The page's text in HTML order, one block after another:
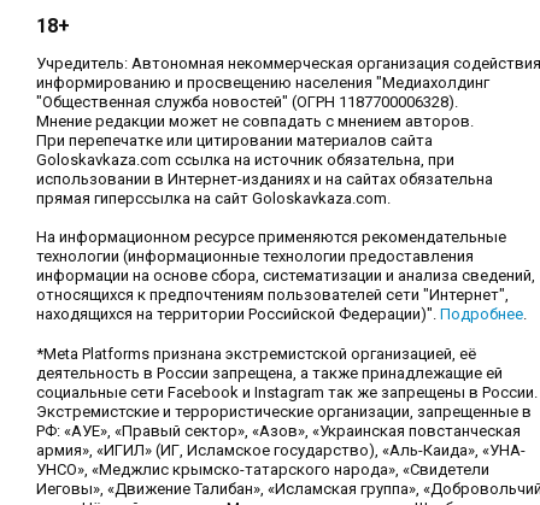
18+
Учредитель: Автономная некоммерческая организация содействия
информированию и просвещению населения "Медиахолдинг
"Общественная служба новостей" (ОГРН 1187700006328).
Мнение редакции может не совпадать с мнением авторов.
При перепечатке или цитировании материалов сайта
Goloskavkaza.com ссылка на источник обязательна, при
использовании в Интернет-изданиях и на сайтах обязательна
прямая гиперссылка на сайт Goloskavkaza.com.
На информационном ресурсе применяются рекомендательные
технологии (информационные технологии предоставления
информации на основе сбора, систематизации и анализа сведений,
относящихся к предпочтениям пользователей сети "Интернет",
находящихся на территории Российской Федерации)". Подробнее.
*Meta Platforms признана экстремистской организацией, её
деятельность в России запрещена, а также принадлежащие ей
социальные сети Facebook и Instagram так же запрещены в России.
Экстремистские и террористические организации, запрещенные в
РФ: «АУЕ», «Правый сектор», «Азов», «Украинская повстанческая
армия», «ИГИЛ» (ИГ, Исламское государство), «Аль-Каида», «УНА-
УНСО», «Меджлис крымско-татарского народа», «Свидетели
Иеговы», «Движение Талибан», «Исламская группа»,